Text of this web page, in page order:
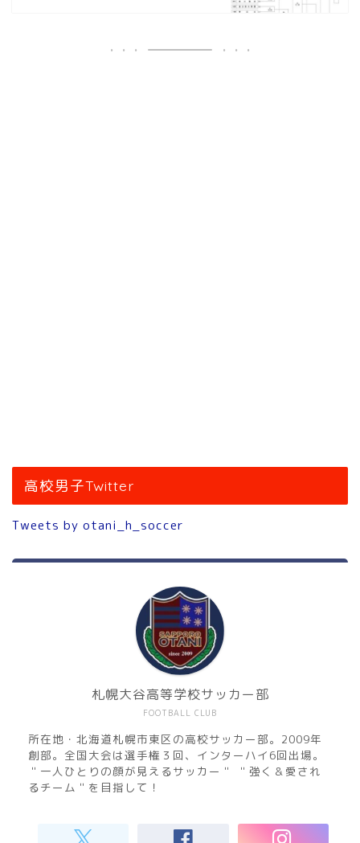
高校男子Twitter
Tweets by otani_h_soccer
FOOTBALL CLUB
札幌大谷高等学校サッカー部
所在地・北海道札幌市東区の高校サッカー部。2009年
創部。全国大会は選手権３回、インターハイ6回出場。
＂一人ひとりの顔が見えるサッカー＂ ＂強く＆愛され
るチーム＂を目指して！